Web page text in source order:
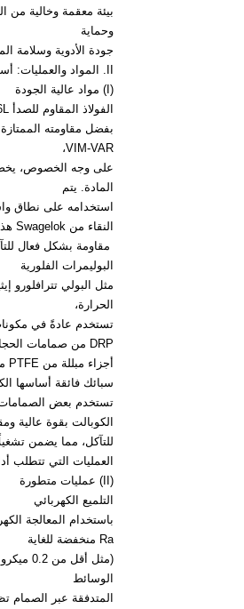
بيئة معقمة وخالية من
وحماية
جودة الأدوية وسلامة
(I) مواد عالية الجودة
الفولاذ المقاوم للصدأ 316L
VIM-VAR،
المادة. يتم
النقاء من Swagelok هذه المادة في أجسام الصمامات،
مقاومة بشكل فعال
البوليمرات الفلورية
الحرارة،
تستخدم عادةً في
DRP من صمامات الحجاب الحاجز فائقة النقاء من Swagelok
أجزاء مبللة من PTFE معدلة لمقاومة كيميائية استثنائية، مما يجعلها مناسبة للتعامل مع مجموعة واسعة من الوسائط المسببة للتآكل الشديد.
سبائك فائقة أساسها
الكوبالت بقوة عالية
للتآكل، مما يضمن
العمليات التي تتطلب
(II) عمليات متطورة
التلميع الكهربائي
باستخدام المعالجة
Ra منخفضة للغاية
(مثل
الوسائط
المتدفقة عبر الصمام